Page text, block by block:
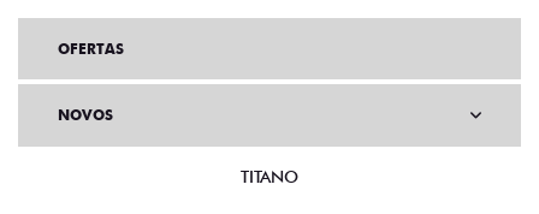
OFERTAS
NOVOS
TITANO